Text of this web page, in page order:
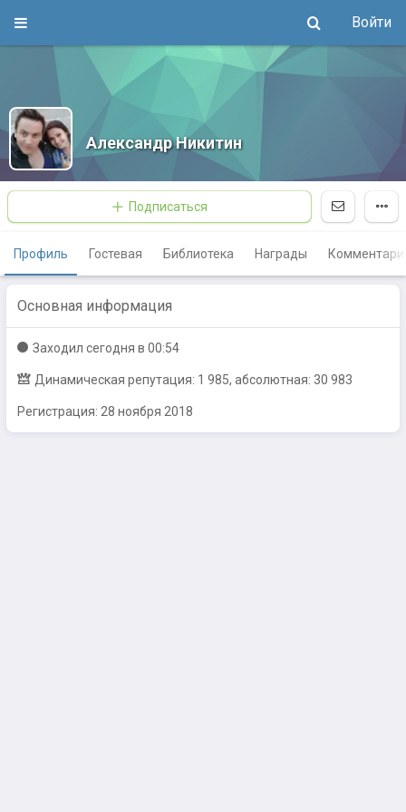
Войти
Александр Никитин
Подписаться
Профиль Гостевая Библиотека Награды
Основная информация
Заходил сегодня в 00:54
Динамическая репутация: 1 985, абсолютная: 30 983
Регистрация: 28 ноября 2018